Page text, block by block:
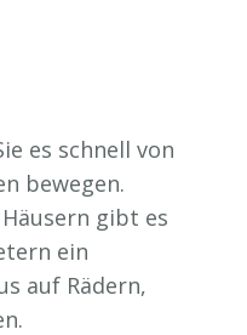
es schnell von
bewegen.
gibt es
ein
auf Rädern,